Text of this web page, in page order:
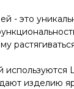
- это
изделию